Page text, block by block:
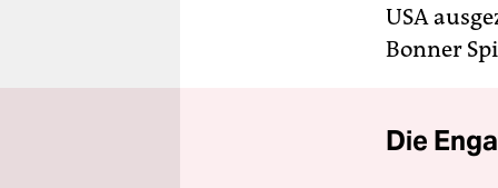
USA
Bonner
Die